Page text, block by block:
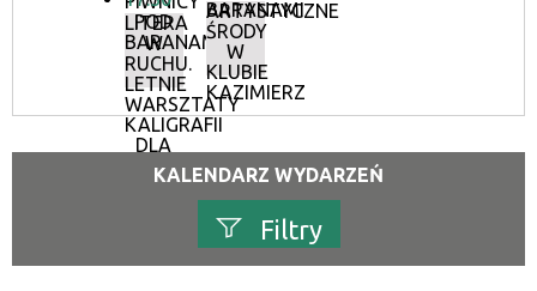
POD
BARANAMI
LITERA
W
RUCHU.
LETNIE
WARSZTATY
KALIGRAFII
DLA
DOROSŁYCH
BARANAMI
ARTYSTYCZNE
ŚRODY
W
KLUBIE
KAZIMIERZ
KALENDARZ WYDARZEŃ
Filtry